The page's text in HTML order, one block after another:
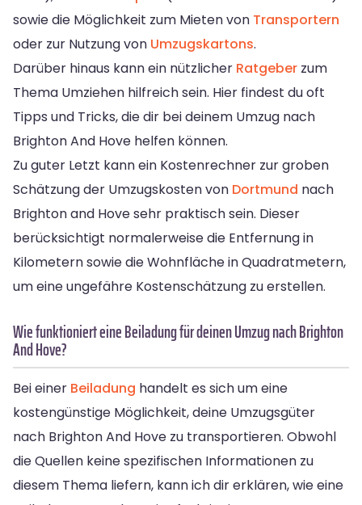
sowie die Möglichkeit zum Mieten von Transportern
oder zur Nutzung von Umzugskartons.
Darüber hinaus kann ein nützlicher Ratgeber zum
Thema Umziehen hilfreich sein. Hier findest du oft
Tipps und Tricks, die dir bei deinem Umzug nach
Brighton And Hove helfen können.
Zu guter Letzt kann ein Kostenrechner zur groben
Schätzung der Umzugskosten von Dortmund nach
Brighton and Hove sehr praktisch sein. Dieser
berücksichtigt normalerweise die Entfernung in
Kilometern sowie die Wohnfläche in Quadratmetern,
um eine ungefähre Kostenschätzung zu erstellen.
Wie funktioniert eine Beiladung für deinen Umzug nach Brighton
And Hove?
Bei einer Beiladung handelt es sich um eine
kostengünstige Möglichkeit, deine Umzugsgüter
nach Brighton And Hove zu transportieren. Obwohl
die Quellen keine spezifischen Informationen zu
diesem Thema liefern, kann ich dir erklären, wie eine